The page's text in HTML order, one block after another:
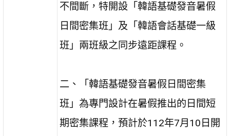
不間斷，特開設「韓語基礎發音暑假
日間密集班」及「韓語會話基礎一級
班」兩班級之同步遠距課程。
二、「韓語基礎發音暑假日間密集
班」為專門設計在暑假推出的日間短
期密集課程，預計於112年7月10日開